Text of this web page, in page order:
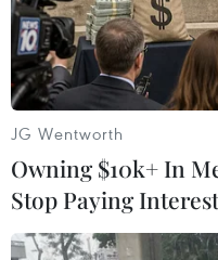
JG Wentworth
Owning $10k+ In
Stop Paying